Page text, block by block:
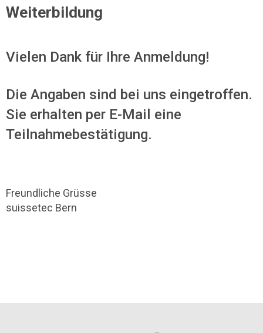
Weiterbildung
Vielen Dank für Ihre Anmeldung!
Die Angaben sind bei uns eingetroffen.
Sie erhalten per E-Mail eine
Teilnahmebestätigung.
Freundliche Grüsse
suissetec Bern